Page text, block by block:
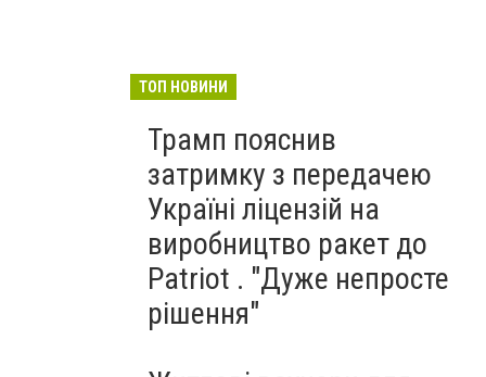
ТОП НОВИНИ
Трамп пояснив
затримку з передачею
Україні ліцензій на
виробництво ракет до
Patriot . "Дуже непросте
рішення"